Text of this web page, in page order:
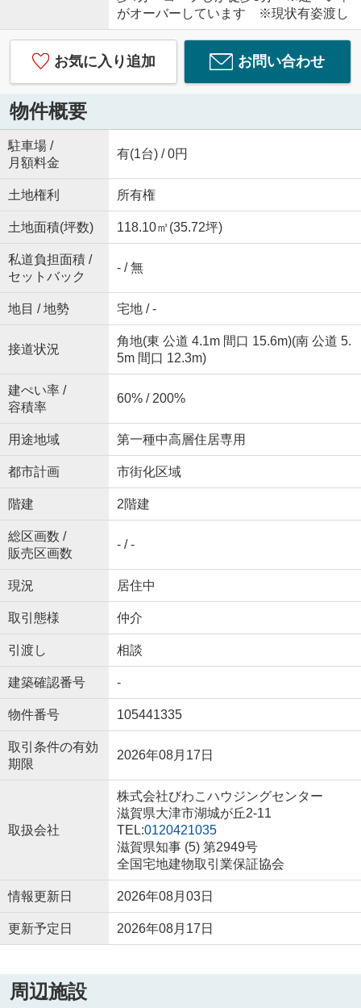
がオーバーしています ※現状有姿渡し
お気に入り追加 お問い合わせ
物件概要
駐車場 /
月額料金
有(1台) / 0円
土地権利 所有権
土地面積(坪数) 118.10㎡(35.72坪)
私道負担面積 /
セットバック
- / 無
地目 / 地勢 宅地 / -
接道状況
角地(東 公道 4.1m 間口 15.6m)(南 公道 5.
5m 間口 12.3m)
建ぺい率 /
容積率
60% / 200%
用途地域 第一種中高層住居専用
都市計画 市街化区域
階建 2階建
総区画数 /
販売区画数
- / -
現況 居住中
取引態様 仲介
引渡し 相談
建築確認番号 -
物件番号 105441335
取引条件の有効
期限
2026年08月17日
取扱会社
株式会社びわこハウジングセンター
滋賀県大津市湖城が丘2-11
TEL:0120421035
滋賀県知事 (5) 第2949号
全国宅地建物取引業保証協会
情報更新日 2026年08月03日
更新予定日 2026年08月17日
周辺施設